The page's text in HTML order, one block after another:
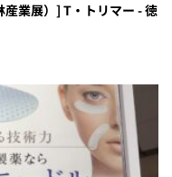
業展）] T・トリマー - 徳